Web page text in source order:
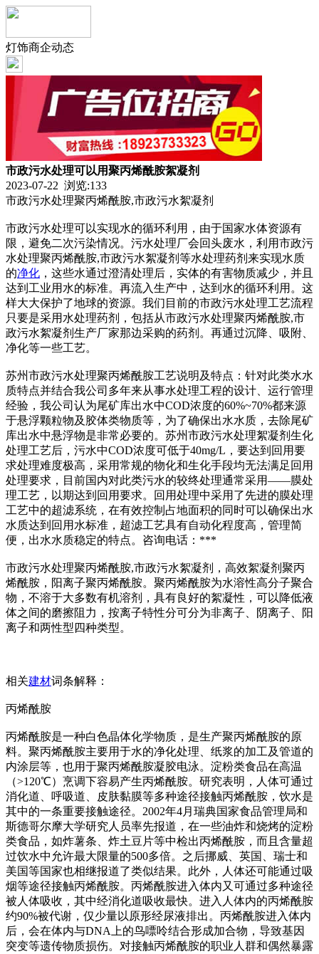
灯饰商企动态
市政污水处理可以用聚丙烯酰胺絮凝剂
2023-07-22 浏览:133
市政污水处理聚丙烯酰胺,市政污水絮凝剂
市政污水处理可以实现水的循环利用，由于国家水体资源有
限，避免二次污染情况。污水处理厂会回头废水，利用市政污
水处理聚丙烯酰胺,市政污水絮凝剂等水处理药剂来实现水质
的净化 ，这些水通过澄清处理后，实体的有害物质减少，并且
达到工业用水的标准。再流入生产中，达到水的循环利用。这
样大大保护了地球的资源。我们目前的市政污水处理工艺流程
只要是采用水处理药剂，包括从市政污水处理聚丙烯酰胺,市
政污水絮凝剂生产厂家那边采购的药剂。再通过沉降、吸附、
净化等一些工艺。
苏州市政污水处理聚丙烯酰胺工艺说明及特点：针对此类水水
质特点并结合我公司多年来从事水处理工程的设计、运行管理
经验，我公司认为尾矿库出水中COD浓度的60%~70%都来源
于悬浮颗粒物及胶体类物质等，为了确保出水水质，去除尾矿
库出水中悬浮物是非常必要的。苏州市政污水处理絮凝剂生化
处理工艺后，污水中COD浓度可低于40mg/L，要达到回用要
求处理难度极高，采用常规的物化和生化手段均无法满足回用
处理要求，目前国内对此类污水的较终处理通常采用——膜处
理工艺，以期达到回用要求。回用处理中采用了先进的膜处理
工艺中的超滤系统，在有效控制占地面积的同时可以确保出水
水质达到回用水标准，超滤工艺具有自动化程度高，管理简
便，出水水质稳定的特点。咨询电话：***
市政污水处理聚丙烯酰胺,市政污水絮凝剂，高效絮凝剂聚丙
烯酰胺，阳离子聚丙烯酰胺。聚丙烯酰胺为水溶性高分子聚合
物，不溶于大多数有机溶剂，具有良好的絮凝性，可以降低液
体之间的磨擦阻力，按离子特性分可分为非离子、阴离子、阳
离子和两性型四种类型。
相关建材词条解释：
丙烯酰胺
丙烯酰胺是一种白色晶体化学物质，是生产聚丙烯酰胺的原
料。聚丙烯酰胺主要用于水的净化处理、纸浆的加工及管道的
内涂层等，也用于聚丙烯酰胺凝胶电泳。淀粉类食品在高温
（>120℃）烹调下容易产生丙烯酰胺。研究表明，人体可通过
消化道、呼吸道、皮肤黏膜等多种途径接触丙烯酰胺，饮水是
其中的一条重要接触途径。2002年4月瑞典国家食品管理局和
斯德哥尔摩大学研究人员率先报道，在一些油炸和烧烤的淀粉
类食品，如炸薯条、炸土豆片等中检出丙烯酰胺，而且含量超
过饮水中允许最大限量的500多倍。之后挪威、英国、瑞士和
美国等国家也相继报道了类似结果。此外，人体还可能通过吸
烟等途径接触丙烯酰胺。丙烯酰胺进入体内又可通过多种途径
被人体吸收，其中经消化道吸收最快。进入人体内的丙烯酰胺
约90%被代谢，仅少量以原形经尿液排出。丙烯酰胺进入体内
后，会在体内与DNA上的鸟嘌呤结合形成加合物，导致基因
突变等遗传物质损伤。对接触丙烯酰胺的职业人群和偶然暴露